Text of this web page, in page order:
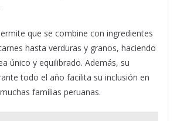
que se combine con ingredientes
hasta verduras y granos, haciendo
único y equilibrado. Además, su
todo el año facilita su inclusión en
familias peruanas.